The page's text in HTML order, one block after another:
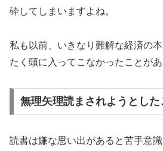
砕してしまいますよね。
私も以前、いきなり難解な経済の
たく頭に入ってこなかったことが
無理矢理読まされようとした
読書は嫌な思い出があると苦手意